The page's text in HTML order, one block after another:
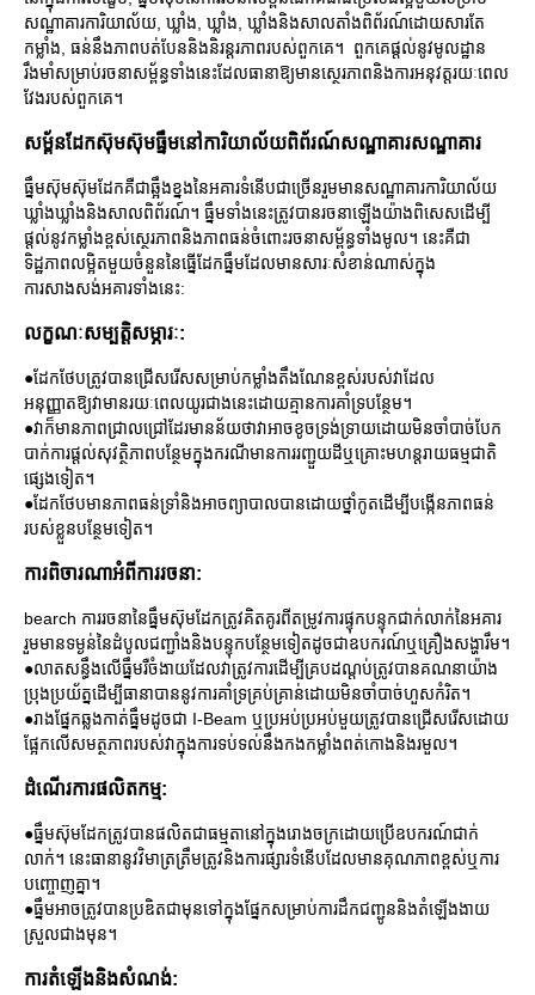
សណ្ឋាគារការិយាល័យ, ឃ្លាំង, ឃ្លាំង, ឃ្លាំងនិងសាលតាំងពិព័រណ៍ដោយសារតែ
កម្លាំង, ធន់នឹងភាពបត់បែននិងនិរន្តរភាពរបស់ពួកគេ។ ពួកគេផ្តល់នូវមូលដ្ឋាន
រឹងមាំសម្រាប់រចនាសម្ព័ន្ធទាំងនេះដែលធានាឱ្យមានស្ថេរភាពនិងការអនុវត្តរយៈពេល
វែងរបស់ពួកគេ។
សម្ព័នដែកស៊ុមស៊ុមធ្នឹមនៅការិយាល័យពិព័រណ៍សណ្ឋាគារសណ្ឋាគារ
ធ្នឹមស៊ុមស៊ុមដែកគឺជាឆ្អឹងខ្នងនៃអគារទំនើបជាច្រើនរួមមានសណ្ឋាគារការិយាល័យ
ឃ្លាំងឃ្លាំងនិងសាលពិព័រណ៍។ ធ្នឹមទាំងនេះត្រូវបានរចនាឡើងយ៉ាងពិសេសដើម្បី
ផ្តល់នូវកម្លាំងខ្ពស់ស្ថេរភាពនិងភាពធន់ចំពោះរចនាសម្ព័ន្ធទាំងមូល។ នេះគឺជា
ទិដ្ឋភាពលម្អិតមួយចំនួននៃធ្នើដែកធ្នឹមដែលមានសារៈសំខាន់ណាស់ក្នុង
ការសាងសង់អគារទាំងនេះ:
លក្ខណៈសម្បត្តិសម្ភារៈ:
●ដែកថែបត្រូវបានជ្រើសរើសសម្រាប់កម្លាំងតឹងណែនខ្ពស់របស់វាដែល
អនុញ្ញាតឱ្យវាមានរយៈពេលយូរជាងនេះដោយគ្មានការគាំទ្របន្ថែម។
●វាក៏មានភាពជ្រាលជ្រៅដែរមានន័យថាវាអាចខូចទ្រង់ទ្រាយដោយមិនចាំបាច់បែក
បាក់ការផ្តល់សុវត្ថិភាពបន្ថែមក្នុងករណីមានការរញ្ជួយដីឬគ្រោះមហន្តរាយធម្មជាតិ
ផ្សេងទៀត។
●ដែកថែបមានភាពធន់ទ្រាំនិងអាចព្យាបាលបានដោយថ្នាំកូតដើម្បីបង្កើនភាពធន់
របស់ខ្លួនបន្ថែមទៀត។
ការពិចារណាអំពីការរចនា:
bearch ការរចនានៃធ្នឹមស៊ុមដែកត្រូវគិតគូរពីតម្រូវការផ្ទុកបន្ទុកជាក់លាក់នៃអគារ
រួមមានទម្ងន់នៃដំបូលជញ្ជាំងនិងបន្ទុកបន្ថែមទៀតដូចជាឧបករណ៍ឬគ្រឿងសង្ហារឹម។
●លាតសន្ធឹងលើធ្នឹមរឺចំងាយដែលវាត្រូវការដើម្បីគ្របដណ្តប់ត្រូវបានគណនាយ៉ាង
ប្រុងប្រយ័ត្នដើម្បីធានាបាននូវការគាំទ្រគ្រប់គ្រាន់ដោយមិនចាំបាច់ហួសកំរិត។
●រាងផ្នែកឆ្លងកាត់ធ្នឹមដូចជា I-Beam ឬប្រអប់ប្រអប់មួយត្រូវបានជ្រើសរើសដោយ
ផ្អែកលើសមត្ថភាពរបស់វាក្នុងការទប់ទល់នឹងកងកម្លាំងពត់កោងនិងរមួល។
ដំណើរការផលិតកម្ម:
●ធ្នឹមស៊ុមដែកត្រូវបានផលិតជាធម្មតានៅក្នុងរោងចក្រដោយប្រើឧបករណ៍ជាក់
លាក់។ នេះធានានូវវិមាត្រត្រឹមត្រូវនិងការផ្សារទំនើបដែលមានគុណភាពខ្ពស់ឬការ
បញ្ចោញគ្នា។
●ធ្នឹមអាចត្រូវបានប្រឌិតជាមុនទៅក្នុងផ្នែកសម្រាប់ការដឹកជញ្ជូននិងតំឡើងងាយ
ស្រួលជាងមុន។
ការតំឡើងនិងសំណង់: